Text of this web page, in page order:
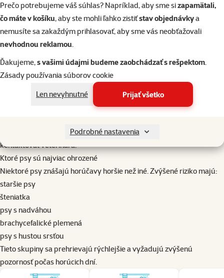
Prečo potrebujeme váš súhlas? Napríklad, aby sme sizapamätali,
čo máte v košíku, aby ste mohli ľahko zistiťstav objednávkya
nemusíte sa zakaždým prihlasovať, aby sme vás neobťažovali
nevhodnou reklamou.
Ďakujeme,s vašimi údajmi budeme zaobchádzať s rešpektom.
Zásady používania súborov cookie
Len nevyhnutné
Prijať všetko
Podrobné nastavenia
Príznaky prehriatia psa
Je dôležité vedieť rozpoznať prvé príznaky prehriatia. Medzi typické
signály patria:
nadmerné slinenie
letargia
hľadanie tieňa
prípade ide o život ohrozujúci stav a je potrebné okamžite
kontaktovať veterinára.
Ktoré psy sú najviac ohrozené
Niektoré psy znášajú horúčavy horšie než iné. Zvýšené riziko majú:
staršie psy
šteniatka
psy s nadváhou
brachycefalické plemená
psy s hustou srsťou
Tieto skupiny sa prehrievajú rýchlejšie a vyžadujú zvýšenú
pozornosť počas horúcich dní.